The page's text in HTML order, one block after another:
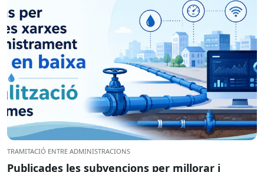
TRAMITACIÓ ENTRE ADMINISTRACIONS
Publicades les subvencions per millorar i